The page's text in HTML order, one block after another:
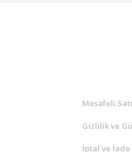
Mesafeli
Gizlilik ve
İptal ve İade